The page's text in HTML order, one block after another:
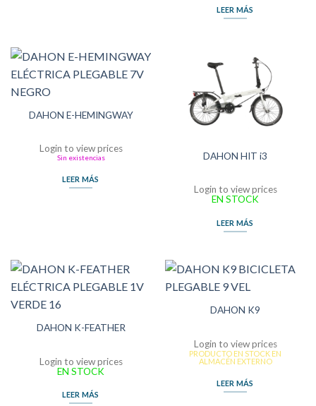
LEER MÁS
DAHON E-HEMINGWAY
Login to view prices
Sin existencias
LEER MÁS
DAHON HIT i3
Login to view prices
EN STOCK
LEER MÁS
DAHON K-FEATHER
Login to view prices
EN STOCK
LEER MÁS
DAHON K9
Login to view prices
PRODUCTO EN STOCK EN
ALMACÉN EXTERNO
LEER MÁS